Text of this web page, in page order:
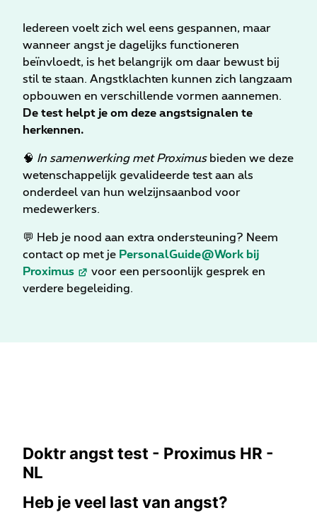
Iedereen voelt zich wel eens gespannen, maar
wanneer angst je dagelijks functioneren
beïnvloedt, is het belangrijk om daar bewust bij
stil te staan. Angstklachten kunnen zich langzaam
opbouwen en verschillende vormen aannemen.
De test helpt je om deze angstsignalen te
herkennen.
🧠 In samenwerking met Proximusbieden we deze
wetenschappelijk gevalideerde test aan als
onderdeel van hun welzijnsaanbod voor
medewerkers.
💬 Heb je nood aan extra ondersteuning? Neem
contact op met je PersonalGuide@Work bij
Proximus
voor een persoonlijk gesprek en
verdere begeleiding.